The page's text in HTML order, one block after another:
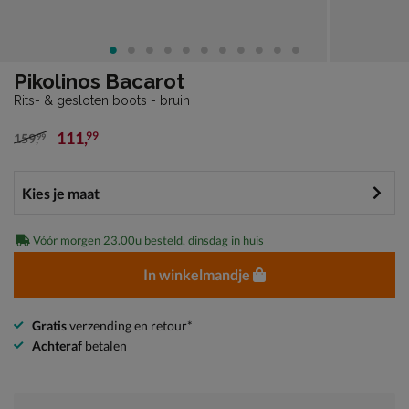
Pikolinos Bacarot
Rits- & gesloten boots - bruin
van € 159,99 voor € 111,99
159,99 111,99
Vóór morgen 23.00u besteld, dinsdag in huis
In winkelmandje
Gratisverzending en retour*
Achteraf betalen